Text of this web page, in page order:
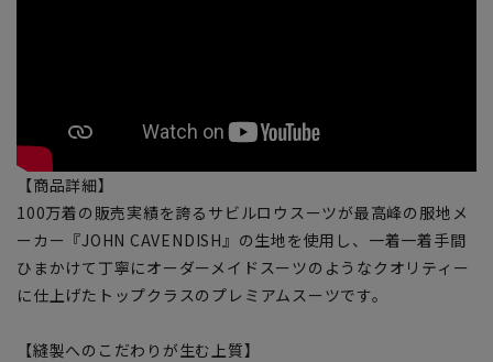
【商品詳細】
100万着の販売実績を誇るサビルロウスーツが最高峰の服地メ
ーカー『JOHN CAVENDISH』の生地を使用し、一着一着手間
ひまかけて丁寧にオーダーメイドスーツのようなクオリティー
に仕上げたトップクラスのプレミアムスーツです。
【縫製へのこだわりが生む上質】